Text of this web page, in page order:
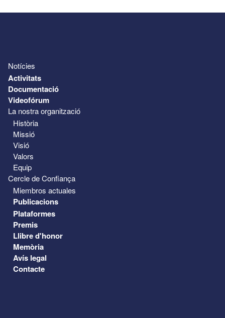
Notícies
Activitats
Documentació
Videofórum
La nostra organització
Història
Missió
Visió
Valors
Equip
Cercle de Confiança
Miembros actuales
Publicacions
Plataformes
Premis
Llibre d'honor
Memòria
Avís legal
Contacte